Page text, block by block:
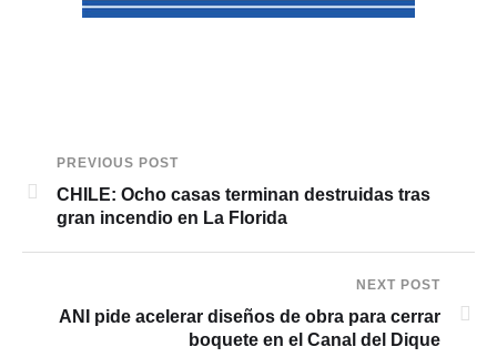
PREVIOUS POST
CHILE: Ocho casas terminan destruidas tras
gran incendio en La Florida
NEXT POST
ANI pide acelerar diseños de obra para cerrar
boquete en el Canal del Dique